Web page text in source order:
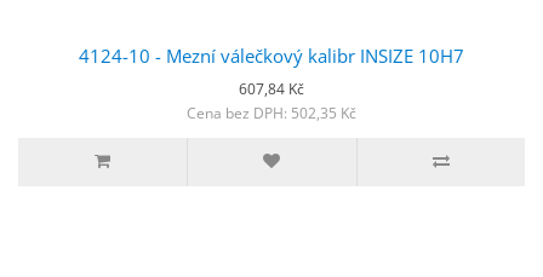
4124-10 - Mezní válečkový kalibr INSIZE 10H7
607,84 Kč
Cena bez DPH: 502,35 Kč